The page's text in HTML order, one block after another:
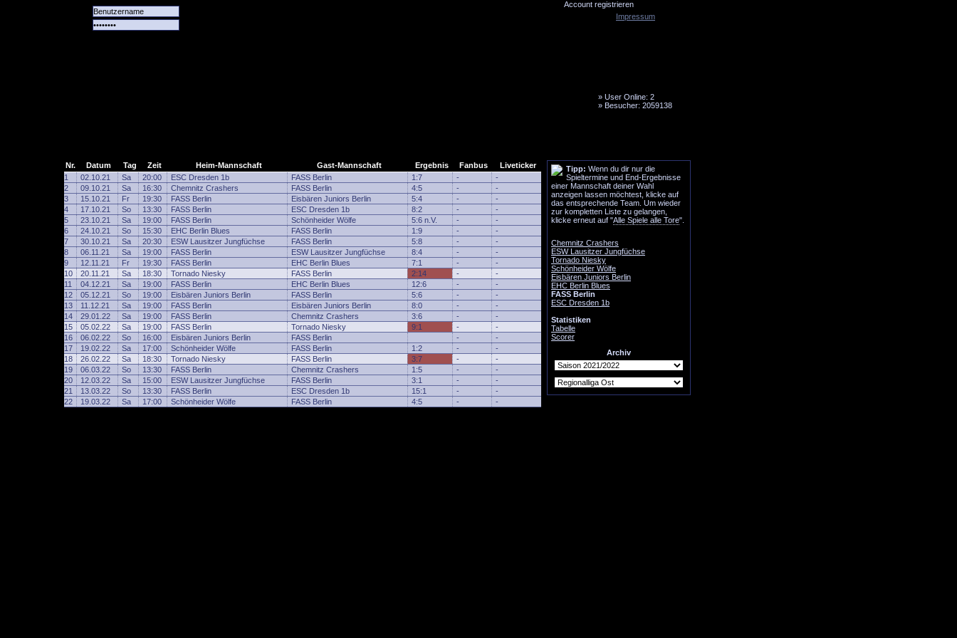
Account registrieren
» User Online: 2
» Besucher: 2059138
Tipp: Wenn du dir nur die
Spieltermine und End-Ergebnisse
einer Mannschaft deiner Wahl
anzeigen lassen möchtest, klicke auf
das entsprechende Team. Um wieder
zur kompletten Liste zu gelangen,
klicke erneut auf "Alle Spiele alle Tore".
Chemnitz Crashers
ESW Lausitzer Jungfüchse
Tornado Niesky
Schönheider Wölfe
Eisbären Juniors Berlin
EHC Berlin Blues
FASS Berlin
ESC Dresden 1b
Statistiken
Tabelle
Scorer
Archiv
Nr. Datum Tag Zeit Heim-Mannschaft Gast-Mannschaft Ergebnis Fanbus
Liveticker
1
02.10.21 Sa 20:00 ESC Dresden 1b FASS Berlin 1:7 -
-
2
09.10.21 Sa 16:30 Chemnitz Crashers FASS Berlin 4:5 -
-
3
15.10.21 Fr 19:30 FASS Berlin Eisbären Juniors Berlin 5:4 -
-
4
17.10.21 So 13:30 FASS Berlin ESC Dresden 1b 8:2 -
-
5
23.10.21 Sa 19:00 FASS Berlin Schönheider Wölfe 5:6 n.V. -
-
6
24.10.21 So 15:30 EHC Berlin Blues FASS Berlin 1:9 -
-
7
30.10.21 Sa 20:30 ESW Lausitzer Jungfüchse FASS Berlin 5:8 -
-
8
06.11.21 Sa 19:00 FASS Berlin ESW Lausitzer Jungfüchse 8:4 -
-
9
12.11.21 Fr 19:30 FASS Berlin EHC Berlin Blues 7:1 -
-
10
20.11.21 Sa 18:30 Tornado Niesky FASS Berlin 2:14 -
-
11
04.12.21 Sa 19:00 FASS Berlin EHC Berlin Blues 12:6 -
-
12
05.12.21 So 19:00 Eisbären Juniors Berlin FASS Berlin 5:6 -
-
13
11.12.21 Sa 19:00 FASS Berlin Eisbären Juniors Berlin 8:0 -
-
14
29.01.22 Sa 19:00 FASS Berlin Chemnitz Crashers 3:6 -
-
15
05.02.22 Sa 19:00 FASS Berlin Tornado Niesky 9:1 -
-
16
06.02.22 So 16:00 Eisbären Juniors Berlin FASS Berlin -
-
17
19.02.22 Sa 17:00 Schönheider Wölfe FASS Berlin 1:2 -
-
18
26.02.22 Sa 18:30 Tornado Niesky FASS Berlin 3:7 -
-
19
06.03.22 So 13:30 FASS Berlin Chemnitz Crashers 1:5 -
-
20
12.03.22 Sa 15:00 ESW Lausitzer Jungfüchse FASS Berlin 3:1 -
-
21
13.03.22 So 13:30 FASS Berlin ESC Dresden 1b 15:1 -
-
22
19.03.22 Sa 17:00 Schönheider Wölfe FASS Berlin 4:5 - -
Impressum